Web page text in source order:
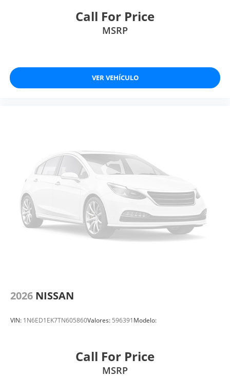
Call For Price
MSRP
VER VEHÍCULO
2026 NISSAN
VIN: 1N6ED1EK7TN605860Valores: 596391Modelo:
Call For Price
MSRP